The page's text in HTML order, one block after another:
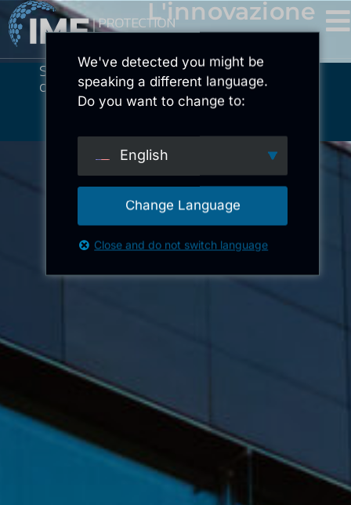
L'innovazione
Sviluppiamo ciò che protegge il
domani - oggi.
We've detected you might be
speaking a different language.
Do you want to change to:
English
Change Language
Close and do not switch language